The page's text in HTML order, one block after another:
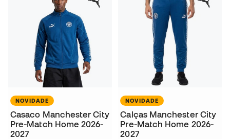
NOVIDADE
Casaco Manchester City
Pre-Match Home 2026-
2027
NOVIDADE
Calças Manchester City
Pre-Match Home 2026-
2027